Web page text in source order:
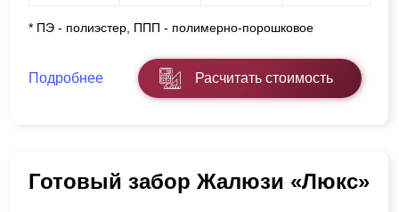
* ПЭ - полиэстер, ППП - полимерно-порошковое
Подробнее Расчитать стоимость
Готовый забор Жалюзи «Люкс»